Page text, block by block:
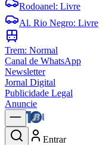
Rodoanel: Livre
Al. Rio Negro: Livre
Trem: Normal
Canal de WhatsApp
Newsletter
Jornal Digital
Publicidade Legal
Anuncie
Entrar